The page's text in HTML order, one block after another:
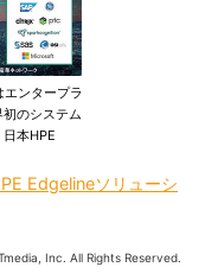
エンタープラ
のシステム
本HPE
Edgelineソリューシ
Inc. All Rights Reserved.